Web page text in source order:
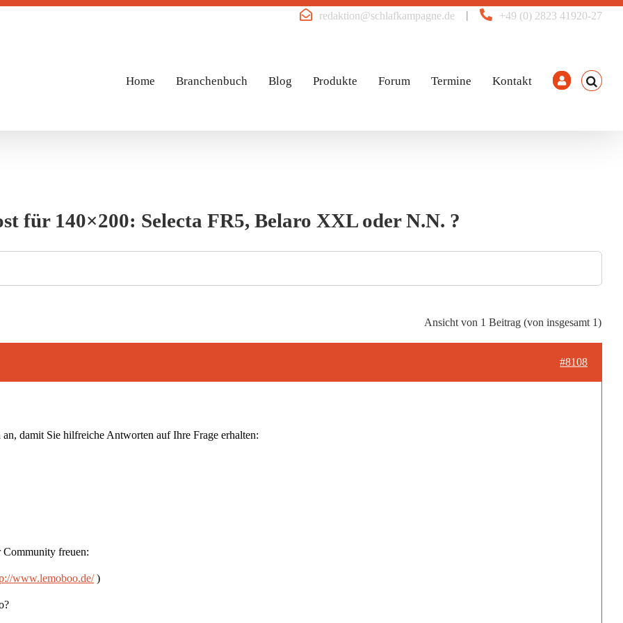
+49 (0) 2823 41920-27
|
redaktion@schlafkampagne.de
Home Branchenbuch Blog Produkte Forum Termine Kontakt
für 140×200: Selecta FR5, Belaro XXL oder N.N. ?
Ansicht von 1 Beitrag (von insgesamt 1)
#8108
damit Sie hilfreiche Antworten auf Ihre Frage erhalten:
freuen:
www.lemoboo.de/)